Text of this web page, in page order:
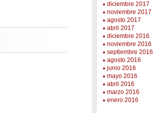
diciembre 2017
noviembre 2017
agosto 2017
abril 2017
diciembre 2016
noviembre 2016
septiembre 2016
agosto 2016
junio 2016
mayo 2016
abril 2016
marzo 2016
enero 2016